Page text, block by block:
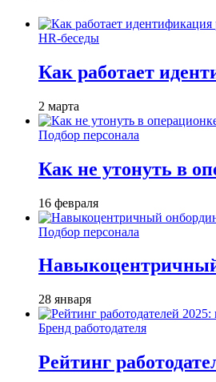
HR-беседы
Как работает
2 марта
Подбор персонала
Как не утонуть в
16 февраля
Подбор персонала
Навыкоцентричный
28 января
Бренд работодателя
Рейтинг